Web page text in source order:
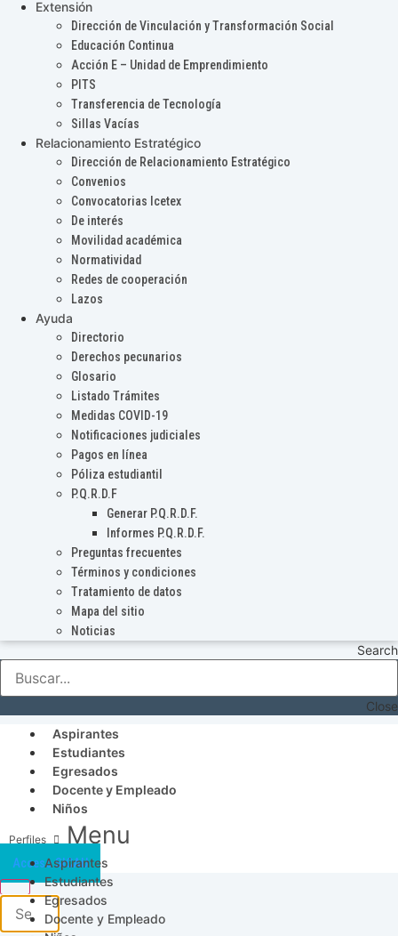
Extensión
Dirección de Vinculación y Transformación Social
Educación Continua
Acción E – Unidad de Emprendimiento
PITS
Transferencia de Tecnología
Sillas Vacías
Relacionamiento Estratégico
Dirección de Relacionamiento Estratégico
Convenios
Convocatorias Icetex
De interés
Movilidad académica
Normatividad
Redes de cooperación
Lazos
Ayuda
Directorio
Derechos pecunarios
Glosario
Listado Trámites
Medidas COVID-19
Notificaciones judiciales
Pagos en línea
Póliza estudiantil
P.Q.R.D.F
Generar P.Q.R.D.F.
Informes P.Q.R.D.F.
Preguntas frecuentes
Términos y condiciones
Tratamiento de datos
Mapa del sitio
Noticias
Search
Close
Aspirantes
Estudiantes
Egresados
Docente y Empleado
Niños
Menu
Aspirantes
Estudiantes
Egresados
Docente y Empleado
Acceso SICAU